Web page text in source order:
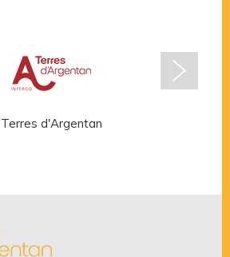
Terres d'Argentan